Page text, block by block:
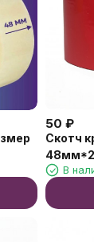
50 ₽
Скотч
В